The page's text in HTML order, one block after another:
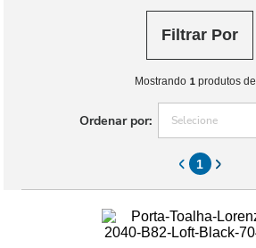
Filtrar Por
Mostrando 1 produtos de
1
Ordenar por: Selecione